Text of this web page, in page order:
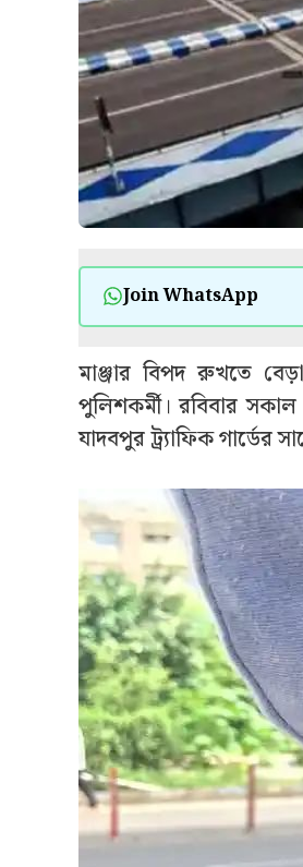
Join WhatsApp
মাঞ্জার বিপদ রুখতে
পুলিশকর্মী। রবিবার
যাদবপুর ট্র্যাফিক গার্ডের